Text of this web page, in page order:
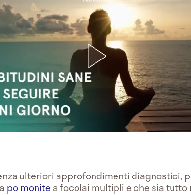
ulteriori approfondimenti diagnostici,
polmonite a focolai multipli e che sia